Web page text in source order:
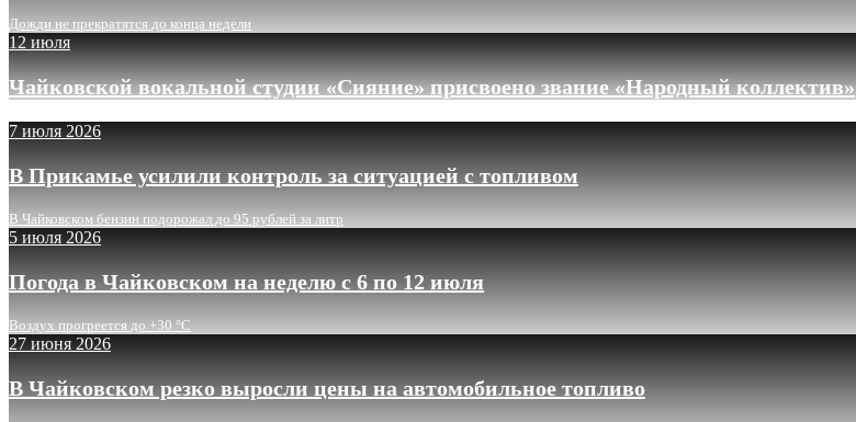
Дожди не прекратятся до конца недели
12 июля
Чайковской вокальной студии «Сияние» присвоено звание «Народный коллектив»
7 июля 2026
В Прикамье усилили контроль за ситуацией с топливом
В Чайковском бензин подорожал до 95 рублей за литр
5 июля 2026
Погода в Чайковском на неделю с 6 по 12 июля
Воздух прогреется до +30 °C
27 июня 2026
В Чайковском резко выросли цены на автомобильное топливо